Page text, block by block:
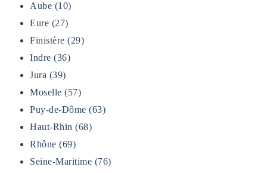
Aube (10)
Eure (27)
Finistère (29)
Indre (36)
Jura (39)
Moselle (57)
Puy-de-Dôme (63)
Haut-Rhin (68)
Rhône (69)
Seine-Maritime (76)